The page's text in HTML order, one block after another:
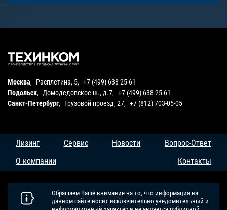
Москва, Расплетина, 5, +7 (499) 638-25-61
Подольск, Домодедовское ш., д.7, +7 (499) 638-25-61
Санкт-Петербург, Грузовой проезд, 27, +7 (812) 703-05-05
Лизинг Сервис Новости
Вопрос-Ответ
О компании
Контакты
Обращаем Ваше внимание на то, что информация на
данном сайте носит исключительно уведомительный и